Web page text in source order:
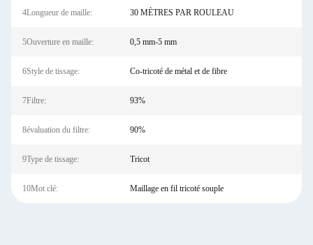
4Longueur de maille: 30 MÈTRES PAR ROULEAU
5Ouverture en maille: 0,5 mm-5 mm
6Style de tissage: Co-tricoté de métal et de fibre
7Filtre: 93%
8évaluation du filtre: 90%
9Type de tissage: Tricot
10Mot clé: Maillage en fil tricoté souple